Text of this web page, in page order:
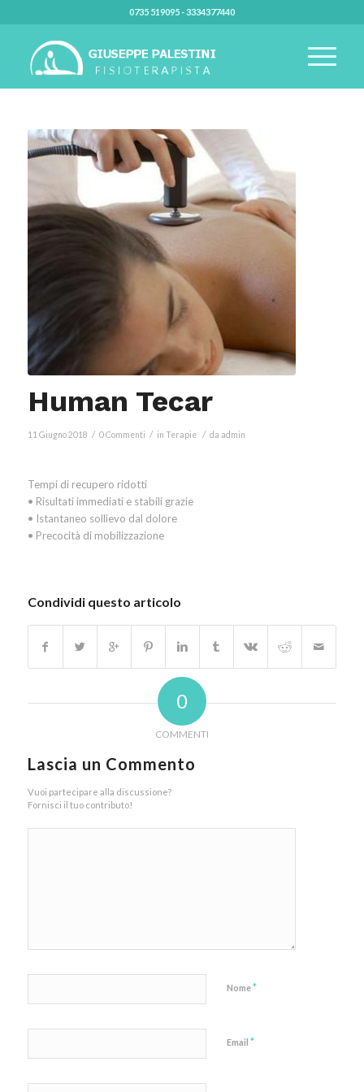
0735 519095 - 3334377440
Human Tecar
11 Giugno 2018 / 0 Commenti / in Terapie / da admin
Tempi di recupero ridotti
• Risultati immediati e stabili grazie
• Istantaneo sollievo dal dolore
• Precocità di mobilizzazione
Condividi questo articolo
0
COMMENTI
Lascia un Commento
Vuoi partecipare alla discussione?
Fornisci il tuo contributo!
Nome*
Email *